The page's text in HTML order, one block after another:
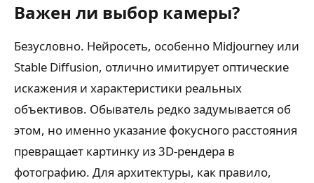
Важен ли выбор камеры?
Безусловно. Нейросеть, особенно Midjourney или
Stable Diffusion, отлично имитирует оптические
искажения и характеристики реальных
объективов. Обыватель редко задумывается об
этом, но именно указание фокусного расстояния
превращает картинку из 3D-рендера в
фотографию. Для архитектуры, как правило,